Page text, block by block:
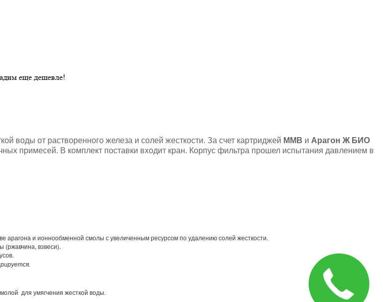
еще дешевле!
воды от растворенного железа и солей жесткости. За счет картриджей ММВ и Арагон Ж БИО
примесей. В комплект поставки входит кран. Корпус фильтра прошел испытания давлением в
арагона и ионнообменной смолы с увеличенным ресурсом по удалению солей жесткости.
(ржавчина, взвеси).
для умягчения жесткой воды.